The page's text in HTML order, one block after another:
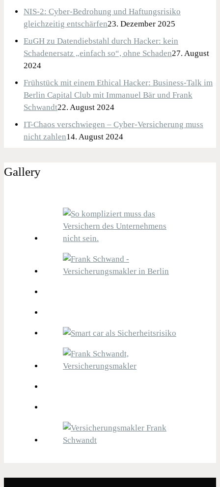
NIS-2: Cyber-Bedrohung und Haftungsrisiko
gleichzeitig entschärfen23. Dezember 2025
EuGH zu Datendiebstahl durch Hacker: kein
Schadenersatz „einfach so“, ohne Schaden27. August
2024
Frühstück mit einem Ethical Hacker: Business-Talk im
Berlin Capital Club mit Immanuel Bär und Frank
Schwandt22. August 2024
IT-Chaos verschwiegen – Cyber-Versicherung muss
nicht zahlen14. August 2024
Gallery